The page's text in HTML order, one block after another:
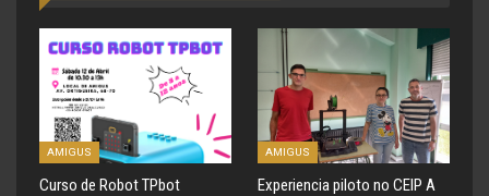
AMIGUS
Curso de Robot TPbot
AMIGUS
Experiencia piloto no CEIP A